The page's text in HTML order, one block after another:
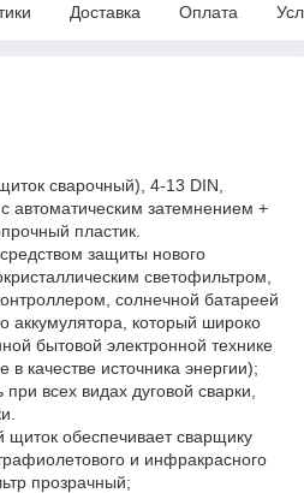
Доставка Оплата
сварочный), 4-13 DIN,
автоматическим затемнением +
пластик.
защиты нового
светофильтром,
солнечной батареей
аккумулятора, который широко
бытовой электронной технике
качестве источника энергии);
всех видах дуговой сварки,
щиток обеспечивает сварщику
и инфракрасного
прозрачный;